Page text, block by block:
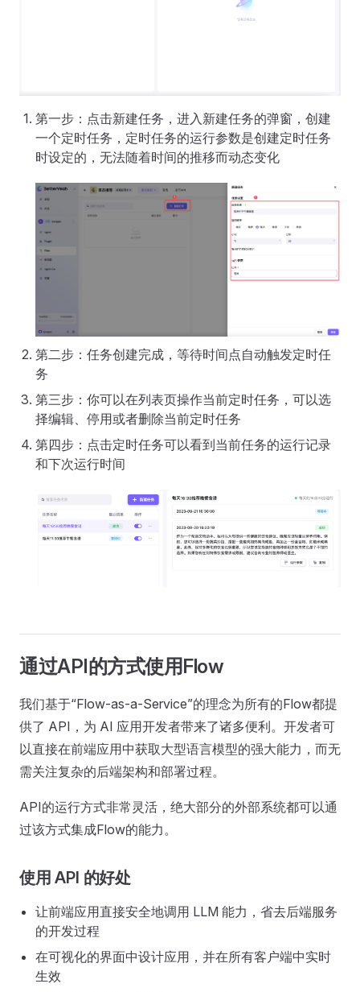
第一步：点击新建任务，进入新建任务的弹窗，创建
一个定时任务，定时任务的运行参数是创建定时任务
时设定的，无法随着时间的推移而动态变化
第二步：任务创建完成，等待时间点自动触发定时任
务
第三步：你可以在列表页操作当前定时任务，可以选
择编辑、停用或者删除当前定时任务
第四步：点击定时任务可以看到当前任务的运行记录
和下次运行时间
通过API的方式使用Flow
我们基于“Flow-as-a-Service”的理念为所有的Flow都提
供了 API，为 AI 应用开发者带来了诸多便利。开发者可
以直接在前端应用中获取大型语言模型的强大能力，而无
需关注复杂的后端架构和部署过程。
API的运行方式非常灵活，绝大部分的外部系统都可以通
过该方式集成Flow的能力。
使用 API 的好处
让前端应用直接安全地调用 LLM 能力，省去后端服务
的开发过程
在可视化的界面中设计应用，并在所有客户端中实时
生效